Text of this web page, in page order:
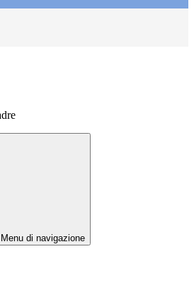
Menu di navigazione